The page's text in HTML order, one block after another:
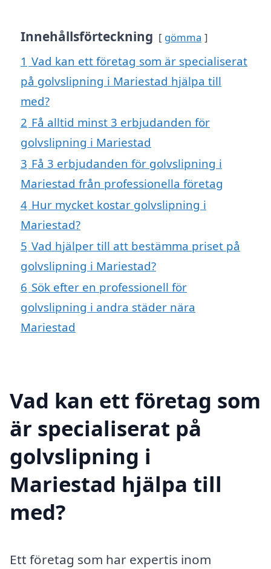
Innehållsförteckning gömma
1 Vad kan ett företag som är specialiserat
på golvslipning i Mariestad hjälpa till
med?
2 Få alltid minst 3 erbjudanden för
golvslipning i Mariestad
3 Få 3 erbjudanden för golvslipning i
Mariestad från professionella företag
4 Hur mycket kostar golvslipning i
Mariestad?
5 Vad hjälper till att bestämma priset på
golvslipning i Mariestad?
6 Sök efter en professionell för
golvslipning i andra städer nära
Mariestad
Vad kan ett företag som
är specialiserat på
golvslipning i
Mariestad hjälpa till
med?
Ett företag som har expertis inom